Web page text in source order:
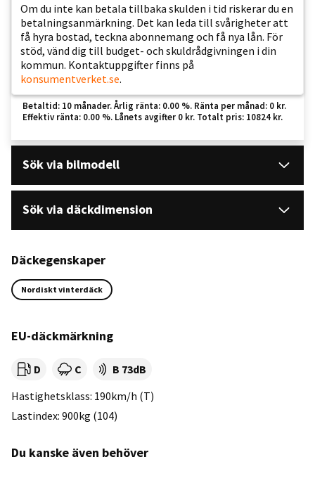
Om du inte kan betala tillbaka skulden i tid riskerar du en
betalningsanmärkning. Det kan leda till svårigheter att
få hyra bostad, teckna abonnemang och få nya lån. För
stöd, vänd dig till budget- och skuldrådgivningen i din
kommun. Kontaktuppgifter finns på
konsumentverket.se.
Betaltid: 10 månader. Årlig ränta: 0.00 %. Ränta per månad: 0 kr.
Effektiv ränta: 0.00 %. Lånets avgifter 0 kr. Totalt pris: 10824 kr.
Sök via bilmodell
Sök via däckdimension
Däckegenskaper
Nordiskt vinterdäck
EU-däckmärkning
Rullmotstånd:
D Våtgrepp:
C Ljudnivå dB:
B 73dB
Hastighetsklass: 190km/h (T)
Lastindex: 900kg (104)
Du kanske även behöver